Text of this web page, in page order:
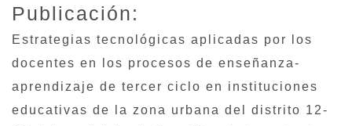
Publicación:
Estrategias tecnológicas aplicadas por los
docentes en los procesos de enseñanza-
aprendizaje de tercer ciclo en instituciones
educativas de la zona urbana del distrito 12-